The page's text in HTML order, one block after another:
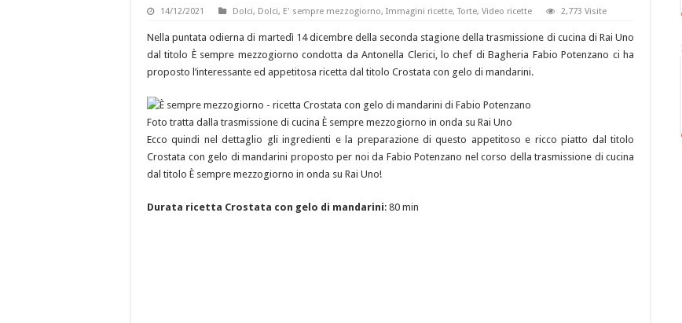
14/12/2021 Dolci, Dolci, E' sempre mezzogiorno, Immagini ricette,Torte, Video ricette 2,773 Visite
Nella puntata odierna di martedì 14 dicembre della seconda stagione della trasmissione di cucina di Rai Uno
dal titolo È sempre mezzogiorno condotta da Antonella Clerici, lo chef di Bagheria Fabio Potenzano ci ha
proposto l’interessante ed appetitosa ricetta dal titolo Crostata con gelo di mandarini.
Foto tratta dalla trasmissione di cucina È sempre mezzogiorno in onda su Rai Uno
Ecco quindi nel dettaglio gli ingredienti e la preparazione di questo appetitoso e ricco piatto dal titolo
Crostata con gelo di mandarini proposto per noi da Fabio Potenzano nel corso della trasmissione di cucina
dal titolo È sempre mezzogiorno in onda su Rai Uno!
Durata ricetta Crostata con gelo di mandarini: 80 min